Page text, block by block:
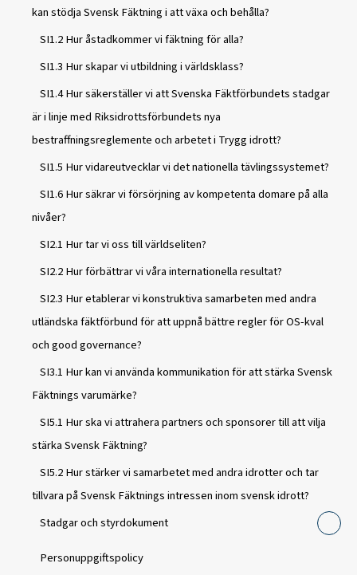
kan stödja Svensk Fäktning i att växa och behålla?
SI1.2 Hur åstadkommer vi fäktning för alla?
SI1.3 Hur skapar vi utbildning i världsklass?
SI1.4 Hur säkerställer vi att Svenska Fäktförbundets stadgar
är i linje med Riksidrottsförbundets nya
bestraffningsreglemente och arbetet i Trygg idrott?
SI1.5 Hur vidareutvecklar vi det nationella tävlingssystemet?
SI1.6 Hur säkrar vi försörjning av kompetenta domare på alla
nivåer?
SI2.1 Hur tar vi oss till världseliten?
SI2.2 Hur förbättrar vi våra internationella resultat?
SI2.3 Hur etablerar vi konstruktiva samarbeten med andra
utländska fäktförbund för att uppnå bättre regler för OS-kval
och good governance?
SI3.1 Hur kan vi använda kommunikation för att stärka Svensk
Fäktnings varumärke?
SI5.1 Hur ska vi attrahera partners och sponsorer till att vilja
stärka Svensk Fäktning?
SI5.2 Hur stärker vi samarbetet med andra idrotter och tar
tillvara på Svensk Fäktnings intressen inom svensk idrott?
Stadgar och styrdokument
Personuppgiftspolicy